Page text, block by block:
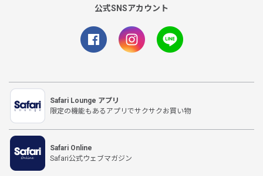
公式SNSアカウント
Safari Lounge アプリ
限定の機能もあるアプリでサクサクお買い物
Safari Online
Safari公式ウェブマガジン